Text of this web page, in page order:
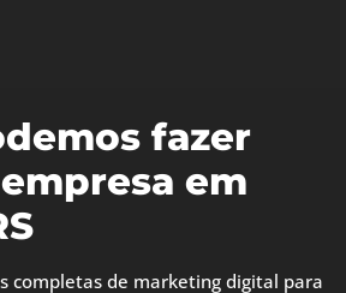
fazer
em
completas de marketing digital para